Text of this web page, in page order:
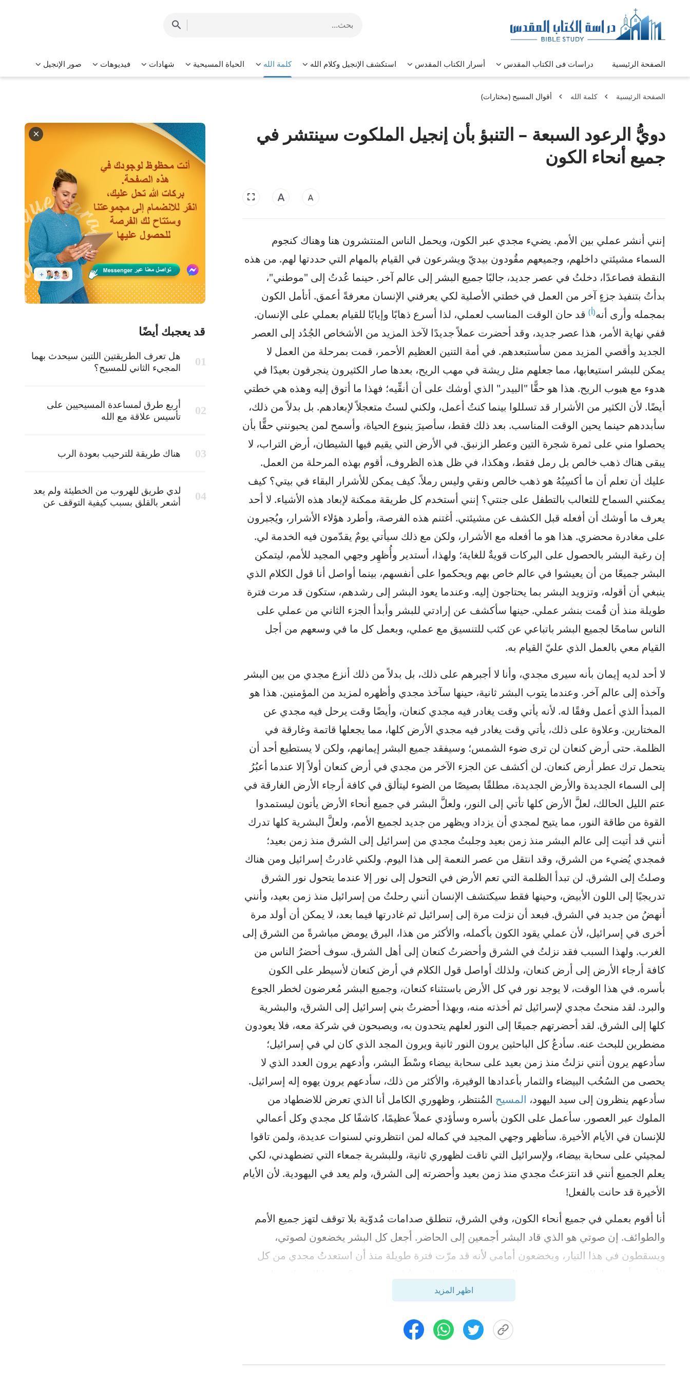
الصفحة الرئيسية دراسات فى الكتاب المقدس أسرار الكتاب المقدس استكشف الإنجيل وكلام الله كلمة الله الحياة المسيحية شهادات فيديوهات صور الإنجيل
الصفحة الرئيسية كلمة الله أقوال المسيح (مختارات)
دويُّ الرعود السبعة – التنبؤ بأن إنجيل الملكوت سينتشر في
جميع أنحاء الكون
إنني أنشر عملي بين الأمم. يضيء مجدي عبر الكون، ويحمل الناس المنتشرون هنا وهناك كنجوم
السماء مشيئتي داخلهم، وجميعهم مقُودون بيديّ ويشرعون في القيام بالمهام التي حددتها لهم. من هذه
النقطة فصاعدًا، دخلتُ في عصر جديد، جالبًا جميع البشر إلى عالم آخر. حينما عُدتُ إلى "موطني"،
بدأتُ بتنفيذ جزءٍ آخر من العمل في خطتي الأصلية لكي يعرفني الإنسان معرفةً أعمق. أتأمل الكون
بمجمله وأرى أنه(أ) قد حان الوقت المناسب لعملي، لذا أسرع ذهابًا وإيابًا للقيام بعملي على الإنسان.
ففي نهاية الأمر، هذا عصر جديد، وقد أحضرت عملاً جديدًا لآخذ المزيد من الأشخاص الجُدُد إلى العصر
الجديد وأقصي المزيد ممن سأستبعدهم. في أمة التنين العظيم الأحمر، قمت بمرحلة من العمل لا
يمكن للبشر استيعابها، مما جعلهم مثل ريشة في مهب الريح، بعدها صار الكثيرون ينجرفون بعيدًا في
هدوء مع هبوب الريح. هذا هو حقًّا "البيدر" الذي أوشك على أن أنقِّيه؛ فهذا ما أتوق إليه وهذه هي خطتي
أيضًا. لأن الكثير من الأشرار قد تسللوا بينما كنتُ أعمل، ولكني لستُ متعجلاً لإبعادهم. بل بدلاً من ذلك،
سأبددهم حينما يحين الوقت المناسب. بعد ذلك فقط، سأصيرَ ينبوع الحياة، وأسمح لمن يحبونني حقًّا بأن
يحصلوا مني على ثمرة شجرة التين وعطر الزنبق. في الأرض التي يقيم فيها الشيطان، أرض التراب، لا
يبقى هناك ذهب خالص بل رمل فقط، وهكذا، في ظل هذه الظروف، أقوم بهذه المرحلة من العمل.
عليك أن تعلم أن ما أكسِبُهُ هو ذهب خالص ونقي وليس رملاً. كيف يمكن للأشرار البقاء في بيتي؟ كيف
يمكنني السماح للثعالب بالتطفل على جنتي؟ إنني أستخدم كل طريقة ممكنة لإبعاد هذه الأشياء. لا أحد
يعرف ما أوشك أن أفعله قبل الكشف عن مشيئتي. أغتنم هذه الفرصة، وأطرد هؤلاء الأشرار، ويُجبرون
على مغادرة محضري. هذا هو ما أفعله مع الأشرار، ولكن مع ذلك سيأتي يومٌ يقدّمون فيه الخدمة لي.
إن رغبة البشر بالحصول على البركات قويةٌ للغاية؛ ولهذا، أستدير وأُظهِر وجهي المجيد للأمم، ليتمكن
البشر جميعًا من أن يعيشوا في عالم خاص بهم ويحكموا على أنفسهم، بينما أواصل أنا قول الكلام الذي
ينبغي أن أقوله، وتزويد البشر بما يحتاجون إليه. وعندما يعود البشر إلى رشدهم، ستكون قد مرت فترة
طويلة منذ أن قُمت بنشر عملي. حينها سأكشف عن إرادتي للبشر وأبدأ الجزء الثاني من عملي على
الناس سامحًا لجميع البشر باتباعي عن كثب للتنسيق مع عملي، وبعمل كل ما في وسعهم من أجل
القيام معي بالعمل الذي عليّ القيام به.
لا أحد لديه إيمان بأنه سيرى مجدي، وأنا لا أجبرهم على ذلك، بل بدلاً من ذلك أنزع مجدي من بين البشر
وآخذه إلى عالم آخر. وعندما يتوب البشر ثانية، حينها سآخذ مجدي وأظهره لمزيد من المؤمنين. هذا هو
المبدأ الذي أعمل وفقًا له. لأنه يأتي وقت يغادر فيه مجدي كنعان، وأيضًا وقت يرحل فيه مجدي عن
المختارين. وعلاوة على ذلك، يأتي وقت يغادر فيه مجدي الأرض كلها، مما يجعلها قاتمة وغارقة في
الظلمة. حتى أرض كنعان لن ترى ضوء الشمس؛ وسيفقد جميع البشر إيمانهم، ولكن لا يستطيع أحد أن
يتحمل ترك عطر أرض كنعان. لن أكشف عن الجزء الآخر من مجدي في أرض كنعان أولاً إلا عندما أعبُرُ
إلى السماء الجديدة والأرض الجديدة، مطلقًا بصيصًا من الضوء ليتألق في كافة أرجاء الأرض الغارقة في
عتم الليل الحالك، لعلَّ الأرض كلها تأتي إلى النور، ولعلَّ البشر في جميع أنحاء الأرض يأتون ليستمدوا
القوة من طاقة النور، مما يتيح لمجدي أن يزداد ويظهر من جديد لجميع الأمم، ولعلَّ البشرية كلها تدرك
أنني قد أتيت إلى عالم البشر منذ زمن بعيد وجلبتُ مجدي من إسرائيل إلى الشرق منذ زمن بعيد؛
فمجدي يُضيء من الشرق، وقد انتقل من عصر النعمة إلى هذا اليوم. ولكني غادرتُ إسرائيل ومن هناك
وصلتُ إلى الشرق. لن تبدأ الظلمة التي تعم الأرض في التحول إلى نور إلا عندما يتحول نور الشرق
تدريجيًا إلى اللون الأبيض، وحينها فقط سيكتشف الإنسان أنني رحلتُ من إسرائيل منذ زمن بعيد، وأنني
أنهضُ من جديد في الشرق. فبعد أن نزلت مرة إلى إسرائيل ثم غادرتها فيما بعد، لا يمكن أن أولد مرة
أخرى في إسرائيل، لأن عملي يقود الكون بأكمله، والأكثر من هذا، البرق يومض مباشرةً من الشرق إلى
الغرب. ولهذا السبب فقد نزلتُ في الشرق وأحضرتُ كنعان إلى أهل الشرق. سوف أحضرُ الناس من
كافة أرجاء الأرض إلى أرض كنعان، ولذلك أواصل قول الكلام في أرض كنعان لأسيطر على الكون
بأسره. في هذا الوقت، لا يوجد نور في كل الأرض باستثناء كنعان، وجميع البشر مُعرضون لخطر الجوع
والبرد. لقد منحتُ مجدي لإسرائيل ثم أخذته منه، وبهذا أحضرتُ بني إسرائيل إلى الشرق، والبشرية
كلها إلى الشرق. لقد أحضرتهم جميعًا إلى النور لعلهم يتحدون به، ويصبحون في شركة معه، فلا يعودون
مضطرين للبحث عنه. سأدعُ كل الباحثين يرون النور ثانية ويرون المجد الذي كان لي في إسرائيل؛
سأدعهم يرون أنني نزلتُ منذ زمن بعيد على سحابة بيضاء وسْطَ البشر، وأدعهم يرون العدد الذي لا
يحصى من السُحُب البيضاء والثمار بأعدادها الوفيرة، والأكثر من ذلك، سأدعهم يرون يهوه إله إسرائيل.
سأدعهم ينظرون إلى سيد اليهود، المسيح المُنتظر، وظهوري الكامل أنا الذي تعرض للاضطهاد من
الملوك عبر العصور. سأعمل على الكون بأسره وسأؤدي عملاً عظيمًا، كاشفًا كل مجدي وكل أعمالي
للإنسان في الأيام الأخيرة. سأظهر وجهي المجيد في كماله لمن انتظروني لسنوات عديدة، ولمن تاقوا
لمجيئي على سحابة بيضاء، ولإسرائيل التي تاقت لظهوري ثانية، وللبشرية جمعاء التي تضطهدني، لكي
يعلم الجميع أنني قد انتزعتُ مجدي منذ زمن بعيد وأحضرته إلى الشرق، ولم يعد في اليهودية. لأن الأيام
الأخيرة قد حانت بالفعل!
أنا أقوم بعملي في جميع أنحاء الكون، وفي الشرق، تنطلق صدامات مُدوّية بلا توقف لتهز جميع الأمم
والطوائف. إن صوتي هو الذي قاد البشر أجمعين إلى الحاضر. أجعل كل البشر يخضعون لصوتي،
ويسقطون في هذا التيار، ويخضعون أمامي لأنه قد مرّت فترة طويلة منذ أن استعدتُ مجدي من كل
عودتي بلهفة؟ من ذا الذي لا يتعطشُ لظهوري من جديد؟ من ذا الذي لا يتوق إلى بهائي؟ من ذا الذي لن
يعشقُ صاحب القوة العظيم؟ سينتشر صوتي عبر الأرض؛ وسوف أواجه شعبي المختار، وأن أنطق
ولذلك أصبح الكلام الذي ينطقه فمي كنزَ الإنسان، وكل البشر يقدّرون كلامي. يومض البرق من الشرق
اظهر المزيد
قد يعجبك أيضًا
هل تعرف الطريقتين اللتين سيحدث بهما
المجيء الثاني للمسيح؟
أربع طرق لمساعدة المسيحيين على
تأسيس علاقة مع الله
هناك طريقة للترحيب بعودة الرب
لدي طريق للهروب من الخطيئة ولم يعد
أشعر بالقلق بسبب كيفية التوقف عن